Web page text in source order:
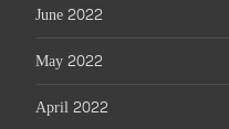
June 2022
May 2022
April 2022